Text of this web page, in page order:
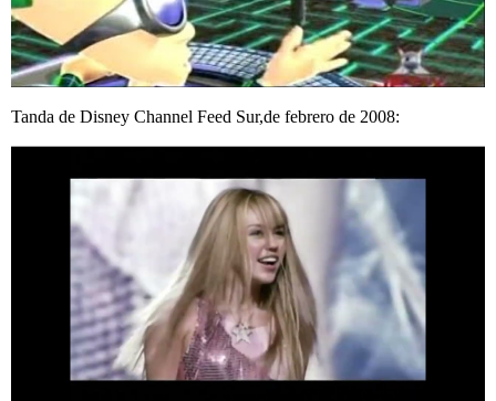
Tanda de Disney Channel Feed Sur,de febrero de 2008: